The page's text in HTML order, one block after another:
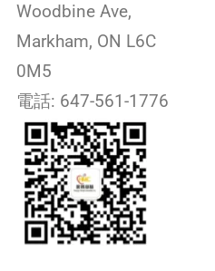
Woodbine Ave,
Markham, ON L6C
0M5
電話: 647-561-1776